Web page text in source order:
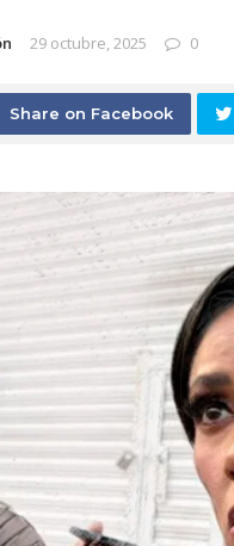
29 octubre, 2025 0
Share on Facebook